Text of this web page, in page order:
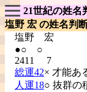
21世紀の姓名
塩野 宏 の姓名判
塩野 宏
●○ ○
2411 7
総運42× 才能あ
人運18○ 抜群の